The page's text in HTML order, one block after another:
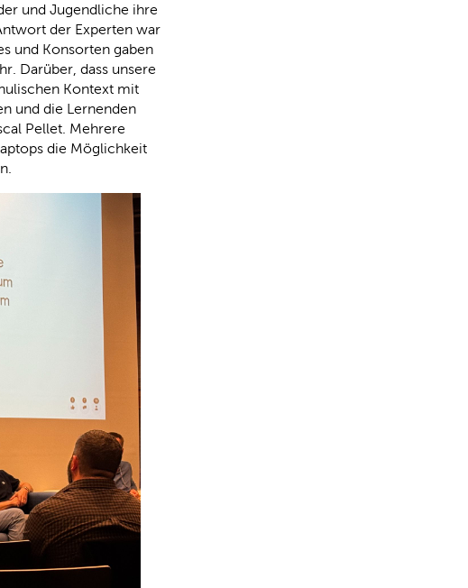
und Jugendliche ihre
der Experten war
und Konsorten gaben
Darüber, dass unsere
Kontext mit
und die Lernenden
Pellet. Mehrere
die Möglichkeit